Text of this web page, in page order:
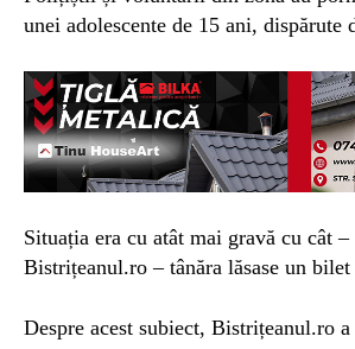
unei adolescente de 15 ani, dispărute
Situația era cu atât mai gravă cu cât
Bistrițeanul.ro – tânăra lăsase un bilet
Despre acest subiect, Bistrițeanul.ro